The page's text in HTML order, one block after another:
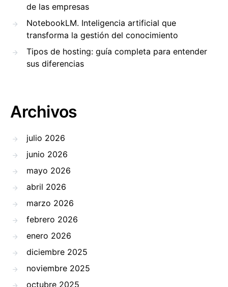
de las empresas
NotebookLM. Inteligencia artificial que
transforma la gestión del conocimiento
Tipos de hosting: guía completa para entender
sus diferencias
Archivos
julio 2026
junio 2026
mayo 2026
abril 2026
marzo 2026
febrero 2026
enero 2026
diciembre 2025
noviembre 2025
octubre 2025